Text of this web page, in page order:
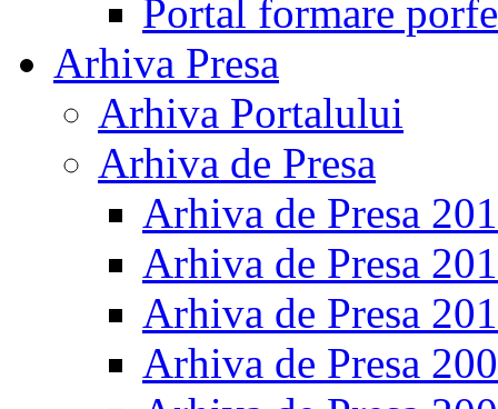
Portal formare
Arhiva Presa
Arhiva Portalului
Arhiva de Presa
Arhiva de Presa
Arhiva de Presa
Arhiva de Presa
Arhiva de Presa